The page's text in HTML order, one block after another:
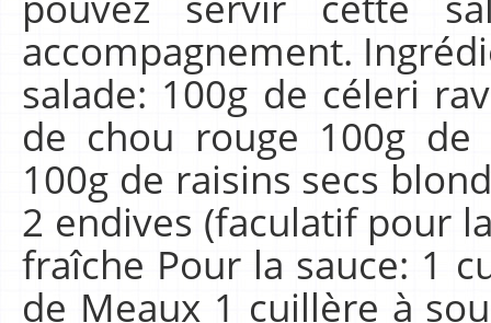
accompagnement.
salade: 100g de céleri
de chou rouge 100g
100g de raisins secs
2 endives (faculatif pour
fraîche Pour la sauce: 1
de Meaux 1 cuillère à